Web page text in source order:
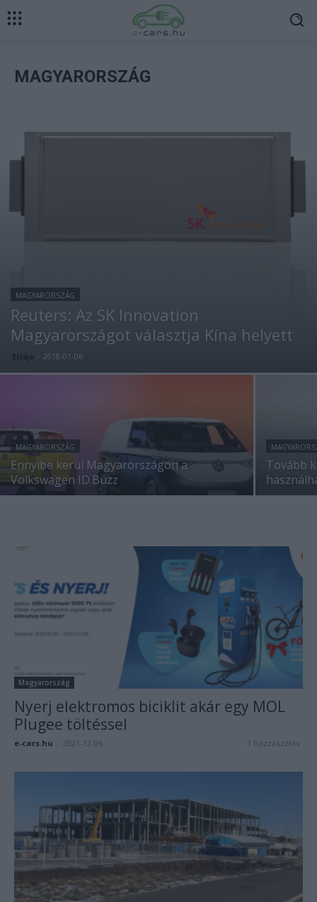
MAGYARORSZÁG
MAGYARORSZÁG
Reuters: Az SK Innovation
Magyarországot választja Kína helyett
- 2018-01-06
MAGYARORSZÁG
Ennyibe kerül Magyarországon a
Volkswagen ID.Buzz
Tovább
Magyarország
Nyerj elektromos biciklit akár egy MOL
Plugee töltéssel
e-cars.hu 2021-12-06 1 hozzászólás